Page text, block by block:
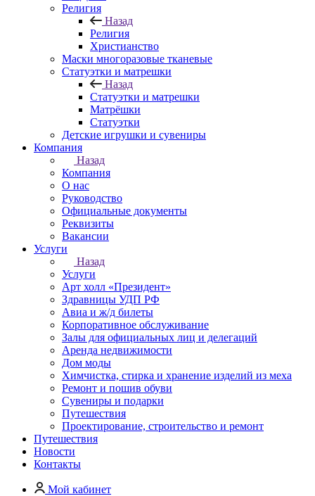
Религия
Назад
Религия
Христианство
Маски многоразовые тканевые
Статуэтки и матрешки
Назад
Статуэтки и матрешки
Матрёшки
Статуэтки
Детские игрушки и сувениры
Компания
Назад
Компания
О нас
Руководство
Официальные документы
Реквизиты
Вакансии
Услуги
Назад
Услуги
Арт холл «Президент»
Здравницы УДП РФ
Авиа и ж/д билеты
Корпоративное обслуживание
Залы для официальных лиц и делегаций
Аренда недвижимости
Дом моды
Химчистка, стирка и хранение изделий из меха
Ремонт и пошив обуви
Сувениры и подарки
Путешествия
Проектирование, строительство и ремонт
Путешествия
Новости
Контакты
Мой кабинет